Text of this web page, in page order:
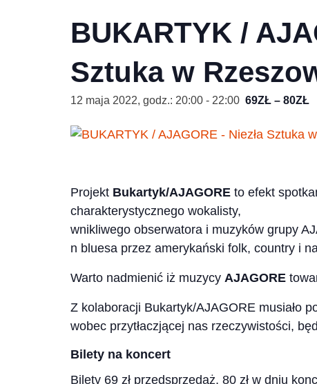
BUKARTYK /
Sztuka w
12 maja 2022, godz.: 20:00 - 22:00 69ZŁ – 80ZŁ
Projekt Bukartyk/AJAGORE to efekt
charakterystycznego wokalisty,
wnikliwego obserwatora i muzyków grupy
n bluesa przez amerykański folk, country i
Warto nadmienić iż muzycy AJAGORE
Z kolaboracji Bukartyk/AJAGORE musiało
wobec przytłaczjącej nas rzeczywistości,
Bilety na koncert
Bilety 69 zł przedsprzedaż, 80 zł w dniu